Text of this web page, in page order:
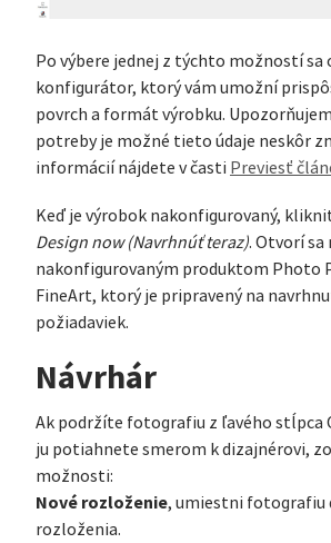
Po výbere jednej z týchto možností sa
konfigurátor, ktorý vám umožní
povrch a formát výrobku.
potreby je možné tieto údaje neskôr
informácií nájdete v časti Previesť
Keď je výrobok nakonfigurovaný,
Design now (Navrhnúť teraz). Otvorí sa
nakonfigurovaným produktom Photo
FineArt, ktorý je pripravený na
požiadaviek.
Návrhár
Ak podržíte fotografiu z ľavého stĺpca
ju potiahnete smerom k dizajnérovi,
možnosti:
Nové rozloženie, umiestni fotografiu
rozloženia.